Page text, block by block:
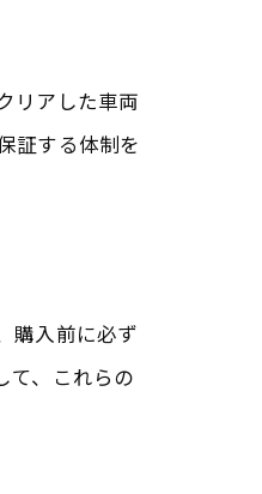
リアした車両
証する体制を
購入前に必ず
て、これらの